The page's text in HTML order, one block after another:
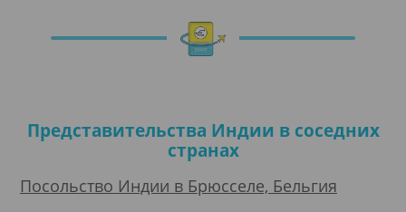
Представительства Индии в соседних
странах
Посольство Индии в Брюсселе, Бельгия